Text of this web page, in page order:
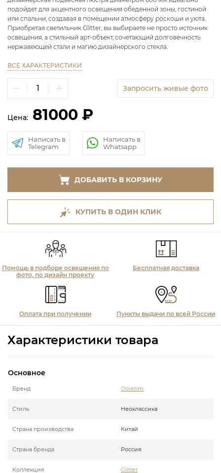
подойдет для акцентного освещения обеденной зоны, гостиной
или спальни, создавая в помещении атмосферу роскоши и уюта.
Приобретая светильник Glitter, вы выбираете не просто источник
освещения, а стильный арт-объект, сочетающий долговечность
нержавеющей стали и магию дизайнерского стекла.
ВСЕ ХАРАКТЕРИСТИКИ
Запросить живые фото
Цена: 81000 ₽
Написать в
Telegram
Написать в
Whatsapp
ДОБАВИТЬ В КОРЗИНУ
КУПИТЬ В ОДИН КЛИК
Помощь в подборе освещения по
фото, по дизайн проекту
Бесплатная доставка
Оплата при получении Пункты выдачи по всей России
Характеристики товара
Основное
Бренд Osvetim
Стиль Неоклассика
Страна производства Китай
Страна бренда Россия
Коллекция Glitter